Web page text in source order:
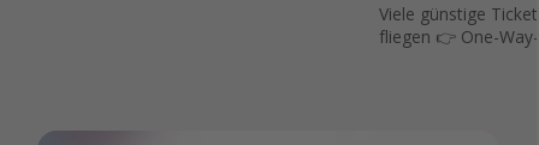
Viele günstige
fliegen 👉 One-